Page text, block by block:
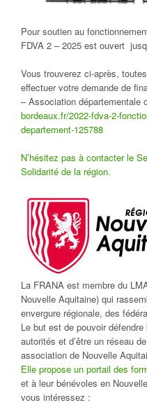
Pour soutien au
FDVA 2 – 2025 est ouvert
Vous trouverez ci-après,
effectuer votre demande de
– Association départementale
bordeaux.fr/2022-fdva-2-
departement-125788
N’hésitez pas à contacter le
Solidarité de la région.
La FRANA est membre du
Nouvelle Aquitaine) qui
envergure régionale, des
Le but est de pouvoir
autorités et d’être un réseau
association de Nouvelle
Elle propose un portail des
et à leur bénévoles en
vous intéressez :